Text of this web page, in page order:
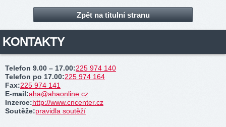
Zpět na titulní stranu
KONTAKTY
Telefon 9.00 – 17.00:225 974 140
Telefon po 17.00:225 974 164
Fax:225 974 141
E-mail:aha@ahaonline.cz
Inzerce:http://www.cncenter.cz
Soutěže:pravidla soutěží